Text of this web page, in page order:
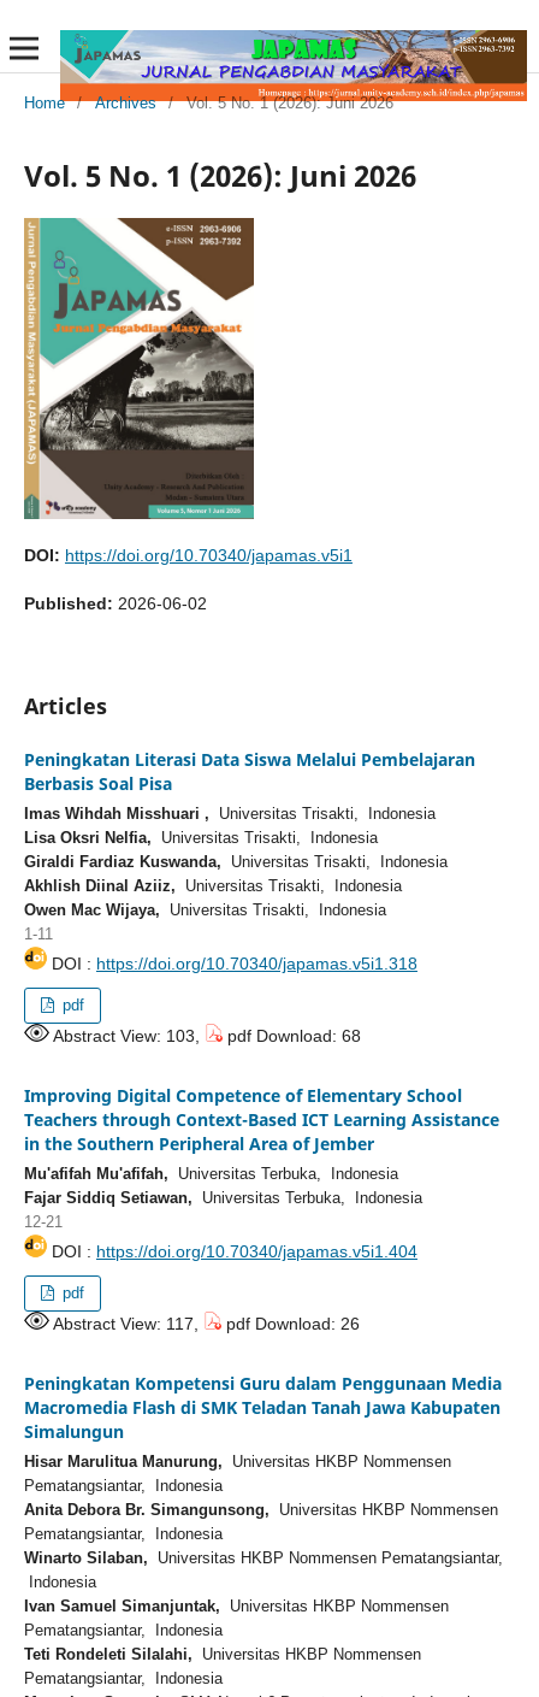
Home / Archives / Vol. 5 No. 1 (2026): Juni 2026
Vol. 5 No. 1 (2026): Juni 2026
DOI: https://doi.org/10.70340/japamas.v5i1
Published: 2026-06-02
Articles
Peningkatan Literasi Data Siswa Melalui Pembelajaran
Berbasis Soal Pisa
Imas Wihdah Misshuari , Universitas Trisakti, Indonesia
Lisa Oksri Nelfia, Universitas Trisakti, Indonesia
Giraldi Fardiaz Kuswanda, Universitas Trisakti, Indonesia
Akhlish Diinal Aziiz, Universitas Trisakti, Indonesia
Owen Mac Wijaya, Universitas Trisakti, Indonesia
1-11
DOI : https://doi.org/10.70340/japamas.v5i1.318
pdf
Abstract View: 103, pdf Download: 68
Improving Digital Competence of Elementary School
Teachers through Context-Based ICT Learning Assistance
in the Southern Peripheral Area of Jember
Mu'afifah Mu'afifah, Universitas Terbuka, Indonesia
Fajar Siddiq Setiawan, Universitas Terbuka, Indonesia
12-21
DOI : https://doi.org/10.70340/japamas.v5i1.404
pdf
Abstract View: 117, pdf Download: 26
Peningkatan Kompetensi Guru dalam Penggunaan Media
Macromedia Flash di SMK Teladan Tanah Jawa Kabupaten
Simalungun
Hisar Marulitua Manurung, Universitas HKBP Nommensen
Pematangsiantar, Indonesia
Anita Debora Br. Simangunsong, Universitas HKBP Nommensen
Pematangsiantar, Indonesia
Winarto Silaban, Universitas HKBP Nommensen Pematangsiantar,
Indonesia
Ivan Samuel Simanjuntak, Universitas HKBP Nommensen
Pematangsiantar, Indonesia
Teti Rondeleti Silalahi, Universitas HKBP Nommensen
Pematangsiantar, Indonesia